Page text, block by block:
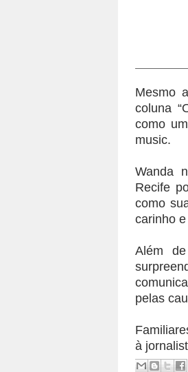
Mesmo
coluna
como
music.
Wanda
Recife
como
carinho
Além
pelas
à